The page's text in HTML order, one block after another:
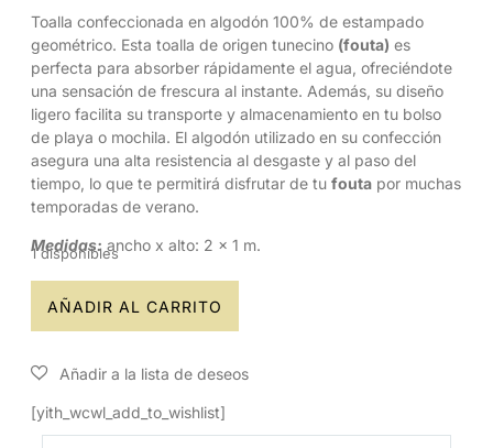
Toalla confeccionada en algodón 100% de estampado
geométrico. Esta toalla de origen tunecino (fouta) es
perfecta para absorber rápidamente el agua, ofreciéndote
una sensación de frescura al instante. Además, su diseño
ligero facilita su transporte y almacenamiento en tu bolso
de playa o mochila. El algodón utilizado en su confección
asegura una alta resistencia al desgaste y al paso del
tiempo, lo que te permitirá disfrutar de tu fouta por muchas
temporadas de verano.
Medidas: ancho x alto: 2 x 1 m.
1 disponibles
AÑADIR AL CARRITO
[yith_wcwl_add_to_wishlist]